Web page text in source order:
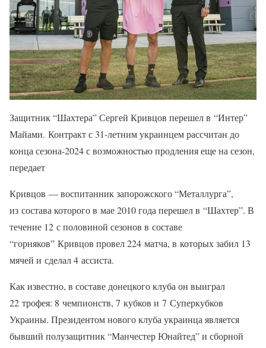
Защитник “Шахтера” Сергей Кривцов перешел в “Интер”
Майами. Контракт с 31-летним украинцем рассчитан до
конца сезона-2024 с возможностью продления еще на сезон,
передает
Кривцов — воспитанник запорожского “Металлурга”,
из состава которого в мае 2010 года перешел в “Шахтер”. В
течение 12 с половиной сезонов в составе
“горняков” Кривцов провел 224 матча, в которых забил 13
мячей и сделал 4 ассиста.
Как известно, в составе донецкого клуба он выиграл
22 трофея: 8 чемпионств, 7 кубков и 7 Суперкубков
Украины. Президентом нового клуба украинца является
бывший полузащитник “Манчестер Юнайтед” и сборной